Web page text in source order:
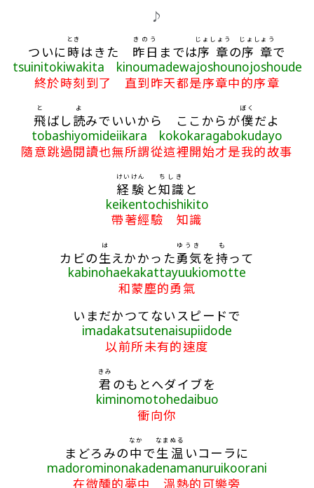
♪
ついに時
とき
はきた 昨日
きのう
までは序章
じょしょう
の序章
じょしょう
で
tsuinitokiwakita kinoumadewajoshounojoshoude
終於時刻到了 直到昨天都是序章中的序章
飛
と
ばし読
よ
みでいいから ここからが僕
ぼく
だよ
tobashiyomideiikara kokokaragabokudayo
隨意跳過閱讀也無所謂從這裡開始才是我的故事
経験
けいけん
と知識
ちしき
と
keikentochishikito
帶著經驗 知識
カビの生
は
えかかった勇気
ゆうき
を持
も
って
kabinohaekakattayuukiomotte
和蒙塵的勇氣
いまだかつてないスピードで
imadakatsutenaisupiidode
以前所未有的速度
君
きみ
のもとへダイブを
kiminomotohedaibuo
衝向你
まどろみの中
なか
で生
なま
温
ぬる
いコーラに
madorominonakadenamanuruikoorani
在微醺的夢中 溫熱的可樂旁